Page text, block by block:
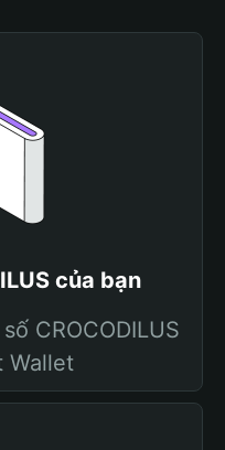
của bạn
CROCODILUS
Wallet